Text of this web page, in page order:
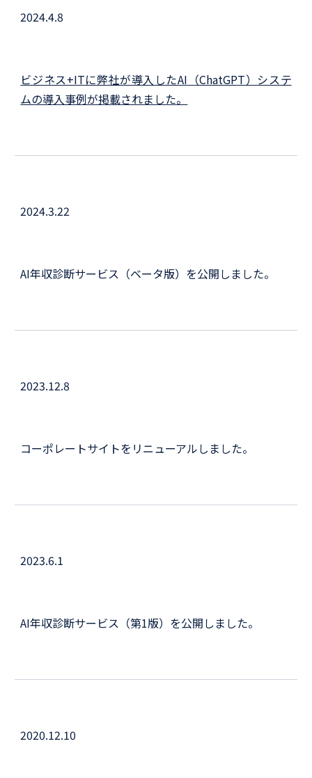
2024.4.8
ビジネス+ITに弊社が導入したAI（ChatGPT）システ
ムの導入事例が掲載されました。
2024.3.22
AI年収診断サービス（ベータ版）を公開しました。
2023.12.8
コーポレートサイトをリニューアルしました。
2023.6.1
AI年収診断サービス（第1版）を公開しました。
2020.12.10